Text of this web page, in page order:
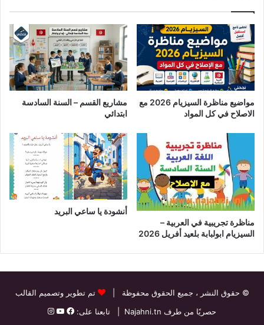
مواضيع مناظرة السيزيام 2026 مع
الاصلاح في كل المواد
مشاريع القسم – السنة السادسة
ابتدائي
مناظرة تجريبية في العربية –
السيزيام ابولبابة بلعيد أفريل 2026
أنشودة يا ساعي البريد
© حقوق النشر ، جميع الحقوق محفوظة |
تم تطوير وتصميم القالب
حصريًا من طرف Najahni.tn | تابعنا على: